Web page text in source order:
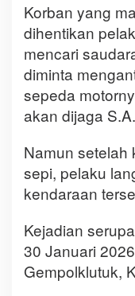
Korban yang
dihentikan
mencari
diminta
sepeda
akan dijaga S.A.
Namun setelah
sepi, pelaku
kendaraan
Kejadian
30 Januari
Gempolklutuk,